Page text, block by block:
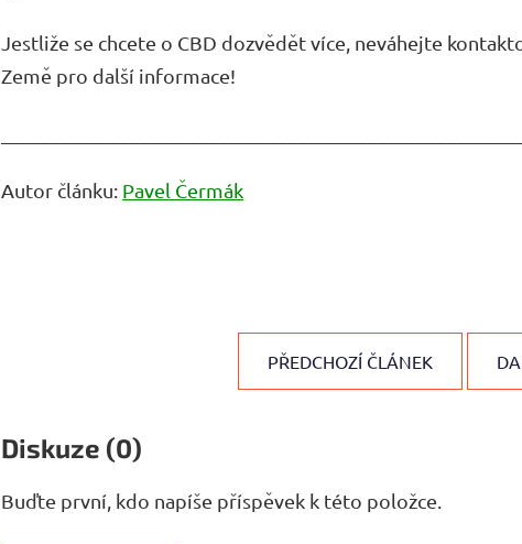
Jestliže se chcete o CBD dozvědět více, neváhejte
Země pro další informace!
Autor článku: Pavel Čermák
PŘEDCHOZÍ ČLÁNEK
Diskuze (0)
Buďte první, kdo napíše příspěvek k této položce.